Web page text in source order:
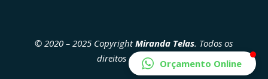
© 2020 – 2025 CopyrightMiranda Telas. Todos os
direitos reservadosOrçamento Online